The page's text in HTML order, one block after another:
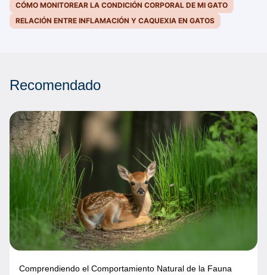
CÓMO MONITOREAR LA CONDICIÓN CORPORAL DE MI GATO
RELACIÓN ENTRE INFLAMACIÓN Y CAQUEXIA EN GATOS
Recomendado
Comprendiendo el Comportamiento Natural de la Fauna